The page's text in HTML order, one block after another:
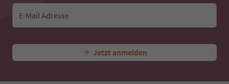
E-Mail Adresse
Jetzt anmelden